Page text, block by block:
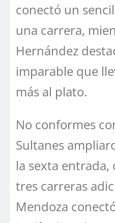
conectó un
una carrera,
Hernández
imparable que
más al plato.
No conformes
Sultanes
la sexta
tres carreras
Mendoza